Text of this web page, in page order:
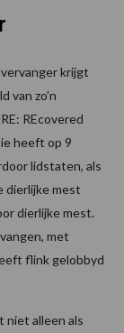
krijgt
van zo’n
REcovered
heeft op 9
lidstaten, als
dierlijke mest
dierlijke mest.
met
flink gelobbyd
niet alleen als